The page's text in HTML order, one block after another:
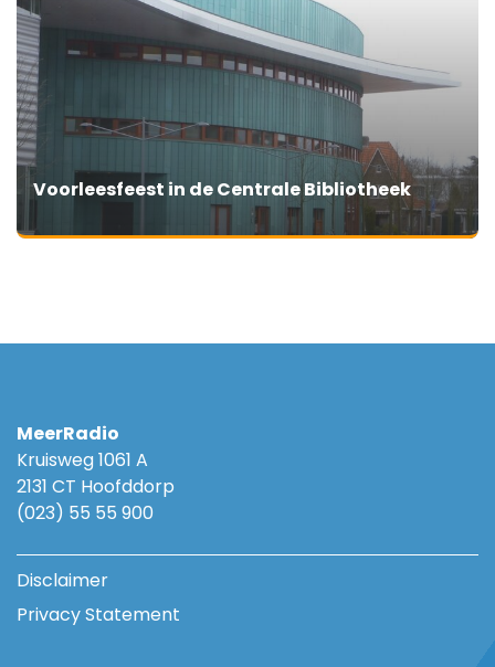
Voorleesfeest in de Centrale Bibliotheek
MeerRadio
Kruisweg 1061 A
2131 CT Hoofddorp
(023) 55 55 900
Disclaimer
Privacy Statement